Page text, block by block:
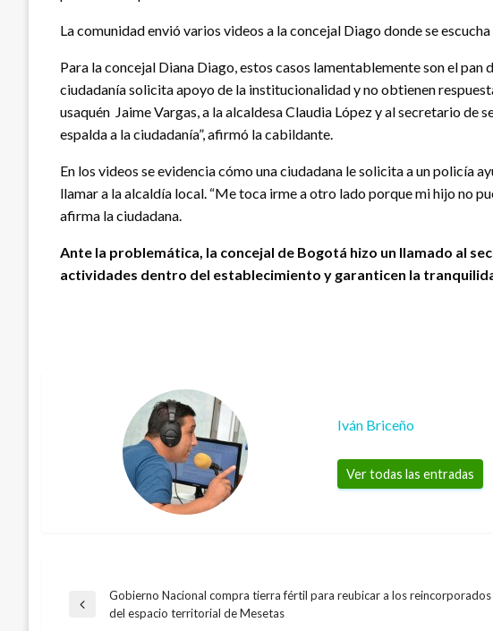
La comunidad envió varios videos a la concejal Diago donde se
Para la concejal Diana Diago, estos casos lamentablemente son el
ciudadanía solicita apoyo de la institucionalidad y no obtienen
usaquén Jaime Vargas, a la alcaldesa Claudia López y al secretario
espalda a la ciudadanía”, afirmó la cabildante.
En los videos se evidencia cómo una ciudadana le solicita a un policía
llamar a la alcaldía local. “Me toca irme a otro lado porque mi hijo no
afirma la ciudadana.
Ante la problemática, la concejal de Bogotá hizo un llamado al
actividades dentro del establecimiento y garanticen la
Iván Briceño
Ver todas las entradas
Navegación
Entrada
Gobierno Nacional compra tierra fértil para reubicar a los reincorporados
del espacio territorial de Mesetas